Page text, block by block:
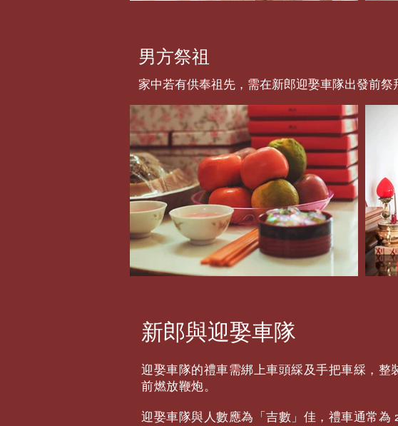
男方祭祖
家中若有供奉祖先，需在新郎迎娶車隊出發前祭
新郎與迎娶車隊
迎娶車隊的禮車需綁上車頭綵及手把車綵，
前燃放鞭炮。
迎娶車隊與人數應為「吉數」佳，禮車通常為